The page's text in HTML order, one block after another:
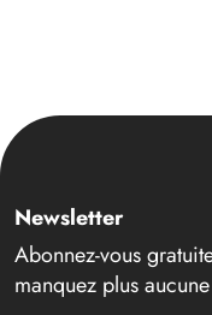
Newsletter
Abonnez-vous
manquez plus